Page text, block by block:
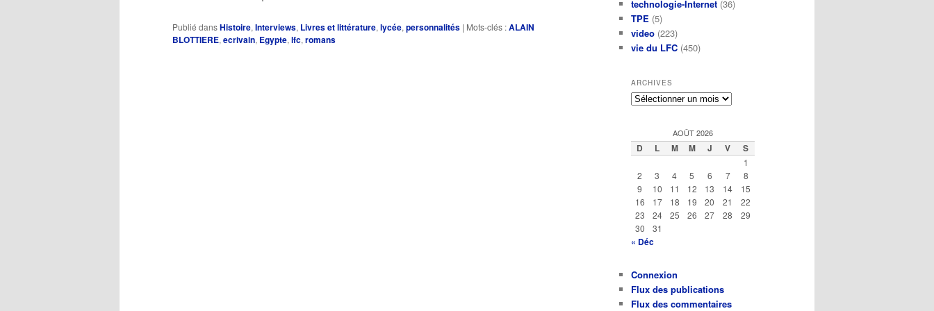
diminuer
Publié dansHistoire, Interviews, Livres et littérature, lycée, personnalités | Mots-clés :ALAIN
BLOTTIERE, ecrivain, Egypte, lfc, romans
technologie-Internet (36)
TPE (5)
video (223)
vie du LFC (450)
ARCHIVES
Archives
AOÛT 2026
D L M M J V S
1
2
3 4 5 6 7
8
9
10 11 12 13 14
15
16
17 18 19 20 21
22
23
24 25 26 27 28
29
30
31
« Déc
Connexion
Flux des publications
Flux des commentaires